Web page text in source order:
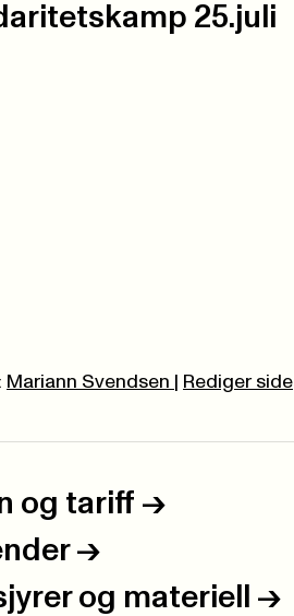
25.juli
Mariann Svendsen Rediger side
og tariff ->
->
og materiell ->